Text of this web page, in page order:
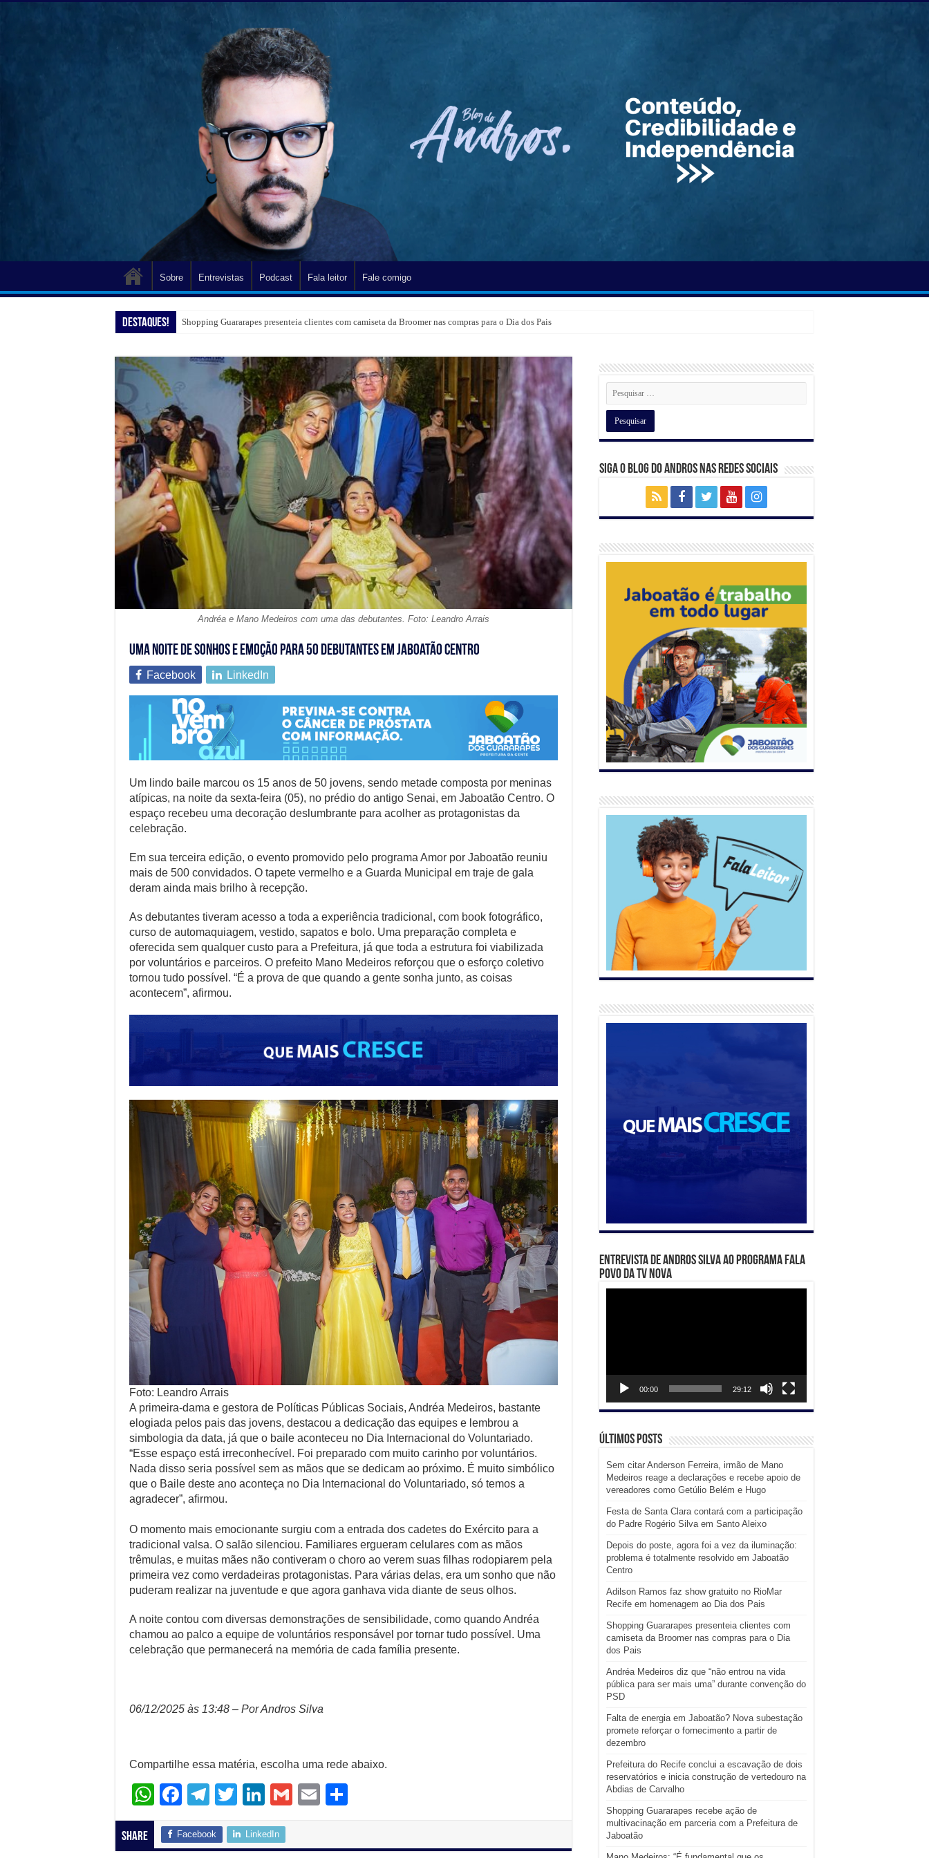
Sobre Entrevistas Podcast Fala leitor Fale comigo
Destaques! Shopping Guararapes presenteia clientes com camiseta da Broomer nas compras para o Dia dos Pais
Andréa e Mano Medeiros com uma das debutantes. Foto: Leandro Arrais
Uma noite de sonhos e emoção para 50 debutantes em Jaboatão Centro
Facebook LinkedIn
Um lindo baile marcou os 15 anos de 50 jovens, sendo metade composta por meninas
atípicas, na noite da sexta-feira (05), no prédio do antigo Senai, em Jaboatão Centro. O
espaço recebeu uma decoração deslumbrante para acolher as protagonistas da
celebração.
Em sua terceira edição, o evento promovido pelo programa Amor por Jaboatão reuniu
mais de 500 convidados. O tapete vermelho e a Guarda Municipal em traje de gala
deram ainda mais brilho à recepção.
As debutantes tiveram acesso a toda a experiência tradicional, com book fotográfico,
curso de automaquiagem, vestido, sapatos e bolo. Uma preparação completa e
oferecida sem qualquer custo para a Prefeitura, já que toda a estrutura foi viabilizada
por voluntários e parceiros. O prefeito Mano Medeiros reforçou que o esforço coletivo
tornou tudo possível. “É a prova de que quando a gente sonha junto, as coisas
acontecem”, afirmou.
Foto: Leandro Arrais
A primeira-dama e gestora de Políticas Públicas Sociais, Andréa Medeiros, bastante
elogiada pelos pais das jovens, destacou a dedicação das equipes e lembrou a
simbologia da data, já que o baile aconteceu no Dia Internacional do Voluntariado.
“Esse espaço está irreconhecível. Foi preparado com muito carinho por voluntários.
Nada disso seria possível sem as mãos que se dedicam ao próximo. É muito simbólico
que o Baile deste ano aconteça no Dia Internacional do Voluntariado, só temos a
agradecer”, afirmou.
O momento mais emocionante surgiu com a entrada dos cadetes do Exército para a
tradicional valsa. O salão silenciou. Familiares ergueram celulares com as mãos
trêmulas, e muitas mães não contiveram o choro ao verem suas filhas rodopiarem pela
primeira vez como verdadeiras protagonistas. Para várias delas, era um sonho que não
puderam realizar na juventude e que agora ganhava vida diante de seus olhos.
A noite contou com diversas demonstrações de sensibilidade, como quando Andréa
chamou ao palco a equipe de voluntários responsável por tornar tudo possível. Uma
celebração que permanecerá na memória de cada família presente.
06/12/2025 às 13:48 – Por Andros Silva
Compartilhe essa matéria, escolha uma rede abaixo.
W
at
F
c
T
e
T
tt
Li
k
G
E
Share Facebook LinkedIn
Siga o Blog do Andros nas Redes Sociais
Entrevista de Andros Silva ao programa Fala
Povo da TV Nova
00:00 29:12
Últimos posts
Sem citar Anderson Ferreira, irmão de Mano
Medeiros reage a declarações e recebe apoio de
vereadores como Getúlio Belém e Hugo
Festa de Santa Clara contará com a participação
do Padre Rogério Silva em Santo Aleixo
Depois do poste, agora foi a vez da iluminação:
problema é totalmente resolvido em Jaboatão
Centro
Adilson Ramos faz show gratuito no RioMar
Recife em homenagem ao Dia dos Pais
Shopping Guararapes presenteia clientes com
camiseta da Broomer nas compras para o Dia
dos Pais
Andréa Medeiros diz que “não entrou na vida
pública para ser mais uma” durante convenção do
PSD
Falta de energia em Jaboatão? Nova subestação
promete reforçar o fornecimento a partir de
dezembro
Prefeitura do Recife conclui a escavação de dois
reservatórios e inicia construção de vertedouro na
Abdias de Carvalho
Shopping Guararapes recebe ação de
multivacinação em parceria com a Prefeitura de
Jaboatão